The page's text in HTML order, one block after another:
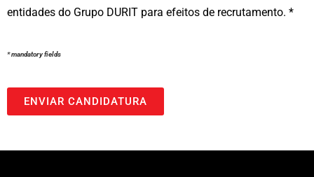
entidades do Grupo DURIT para efeitos de recrutamento. *
* mandatory fields
ENVIAR CANDIDATURA